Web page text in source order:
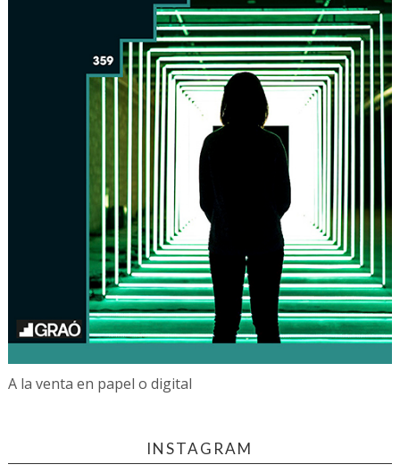
A la venta en papel o digital
INSTAGRAM